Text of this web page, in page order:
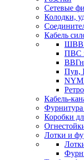
Сетевые
Колодки,
Кабель
ПВС
Пув,
NYM
Кабель-
Фурнитура
Коробки
Лотки и